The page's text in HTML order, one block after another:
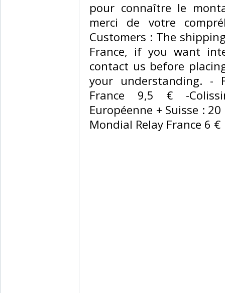
pour connaître le
merci de votre
Customers : The
France, if you want
contact us before
your understanding. -
France 9,5 € -
Européenne + Suisse :
Mondial Relay France 6 € ‎